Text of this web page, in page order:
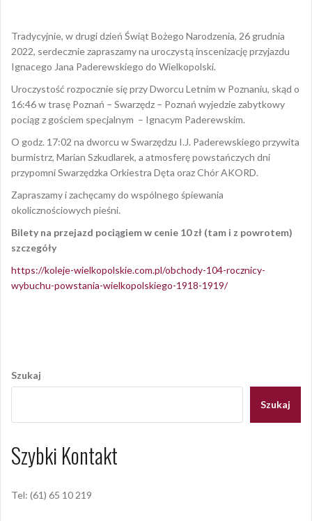
Tradycyjnie, w drugi dzień Świąt Bożego Narodzenia, 26 grudnia
2022, serdecznie zapraszamy na uroczystą inscenizację przyjazdu
Ignacego Jana Paderewskiego do Wielkopolski.
Uroczystość rozpocznie się przy Dworcu Letnim w Poznaniu, skąd o
16:46 w trasę Poznań – Swarzędz – Poznań wyjedzie zabytkowy
pociąg z gościem specjalnym – Ignacym Paderewskim.
O godz. 17:02 na dworcu w Swarzędzu I.J. Paderewskiego przywita
burmistrz, Marian Szkudlarek, a atmosferę powstańczych dni
przypomni Swarzędzka Orkiestra Dęta oraz Chór AKORD.
Zapraszamy i zachęcamy do wspólnego śpiewania
okolicznościowych pieśni.
Bilety na przejazd pociągiem w cenie 10 zł (tam i z powrotem)
szczegóły
https://koleje-wielkopolskie.com.pl/obchody-104-rocznicy-
wybuchu-powstania-wielkopolskiego-1918-1919/
wpisu
Szukaj
Szukaj
Szybki Kontakt
Tel: (61) 65 10 219